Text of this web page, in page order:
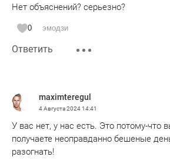
Нет объяснений? серьезно?
0 эмодзи
Ответить
maximteregul
4 Августа 202414:41
У вас нет, у нас есть. Это потому-что
получаете неоправданно бешеные
разогнать!